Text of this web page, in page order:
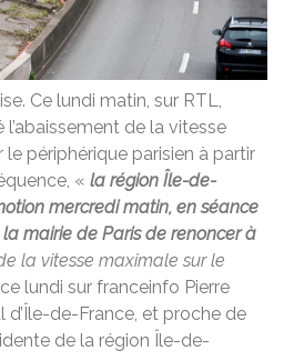
Ce lundi matin, sur RTL,
de la vitesse
périphérique parisien à partir
« la région Île-de-
mercredi matin, en séance
mairie de Paris de renoncer à
la vitesse maximale sur le
lundi sur franceinfo Pierre
d’Île-de-France, et proche de
de la région Île-de-